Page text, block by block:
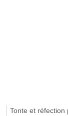
Tonte et réfection